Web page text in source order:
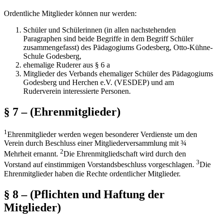
Ordentliche Mitglieder können nur werden:
Schüler und Schülerinnen (in allen nachstehenden
Paragraphen sind beide Begriffe in dem Begriff Schüler
zusammengefasst) des Pädagogiums Godesberg, Otto-Kühne-
Schule Godesberg,
ehemalige Ruderer aus § 6 a
Mitglieder des Verbands ehemaliger Schüler des Pädagogiums
Godesberg und Herchen e.V. (VESDEP) und am
Ruderverein interessierte Personen.
§ 7 – (Ehrenmitglieder)
1 Ehrenmitglieder werden wegen besonderer Verdienste um den
Verein durch Beschluss einer Mitgliederversammlung mit ¾
Mehrheit ernannt. 2Die Ehrenmitgliedschaft wird durch den
Vorstand auf einstimmigen Vorstandsbeschluss vorgeschlagen. 3Die
Ehrenmitglieder haben die Rechte ordentlicher Mitglieder.
§ 8 – (Pflichten und Haftung der
Mitglieder)